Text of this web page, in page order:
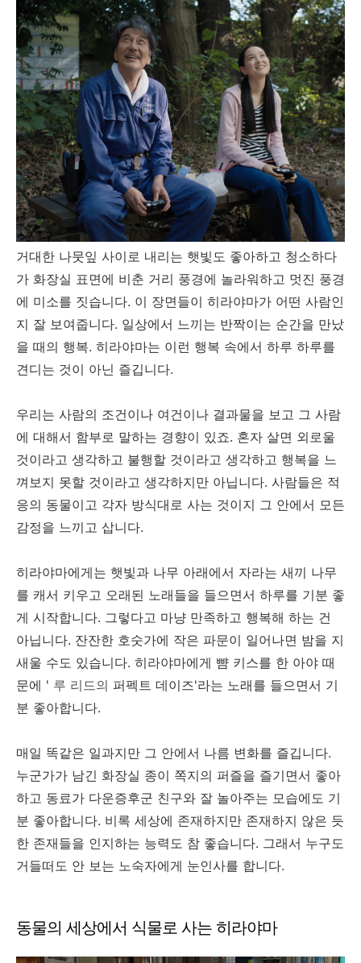
거대한 나뭇잎 사이로 내리는 햇빛도 좋아하고 청소하다
가 화장실 표면에 비춘 거리 풍경에 놀라워하고 멋진 풍경
에 미소를 짓습니다. 이 장면들이 히라야마가 어떤 사람인
지 잘 보여줍니다. 일상에서 느끼는 반짝이는 순간을 만났
을 때의 행복. 히라야마는 이런 행복 속에서 하루 하루를
견디는 것이 아닌 즐깁니다.
우리는 사람의 조건이나 여건이나 결과물을 보고 그 사람
에 대해서 함부로 말하는 경향이 있죠. 혼자 살면 외로울
것이라고 생각하고 불행할 것이라고 생각하고 행복을 느
껴보지 못할 것이라고 생각하지만 아닙니다. 사람들은 적
응의 동물이고 각자 방식대로 사는 것이지 그 안에서 모든
감정을 느끼고 삽니다.
히라야마에게는 햇빛과 나무 아래에서 자라는 새끼 나무
를 캐서 키우고 오래된 노래들을 들으면서 하루를 기분 좋
게 시작합니다. 그렇다고 마냥 만족하고 행복해 하는 건
아닙니다. 잔잔한 호숫가에 작은 파문이 일어나면 밤을 지
새울 수도 있습니다. 히라야마에게 뺨 키스를 한 아야 때
문에 ' 루 리드의 퍼펙트 데이즈'라는 노래를 들으면서 기
분 좋아합니다.
매일 똑같은 일과지만 그 안에서 나름 변화를 즐깁니다.
누군가가 남긴 화장실 종이 쪽지의 퍼즐을 즐기면서 좋아
하고 동료가 다운증후군 친구와 잘 놀아주는 모습에도 기
분 좋아합니다. 비록 세상에 존재하지만 존재하지 않은 듯
한 존재들을 인지하는 능력도 참 좋습니다. 그래서 누구도
거들떠도 안 보는 노숙자에게 눈인사를 합니다.
동물의 세상에서 식물로 사는 히라야마